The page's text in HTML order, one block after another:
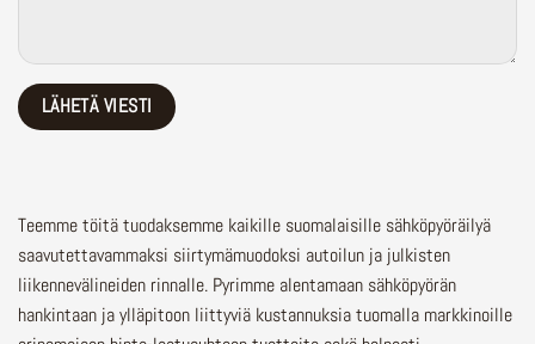
Teemme töitä tuodaksemme kaikille suomalaisille sähköpyöräilyä
saavutettavammaksi siirtymämuodoksi autoilun ja julkisten
liikennevälineiden rinnalle. Pyrimme alentamaan sähköpyörän
hankintaan ja ylläpitoon liittyviä kustannuksia tuomalla markkinoille